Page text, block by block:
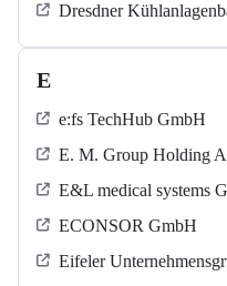
Dresdner
E
e:fs TechHub GmbH
E. M. Group Holding
E&L medical systems
ECONSOR GmbH
Eifeler